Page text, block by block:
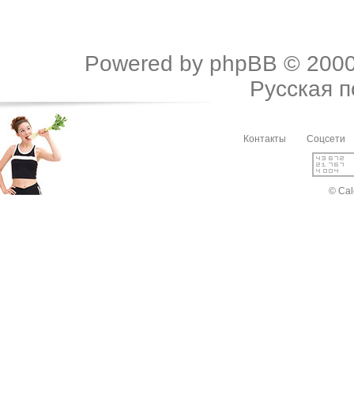
Powered by phpBB ©
Русская
Контакты Соцсети
©